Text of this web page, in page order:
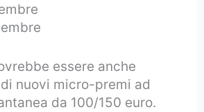
essere anche
nuovi micro-premi ad
da 100/150 euro.